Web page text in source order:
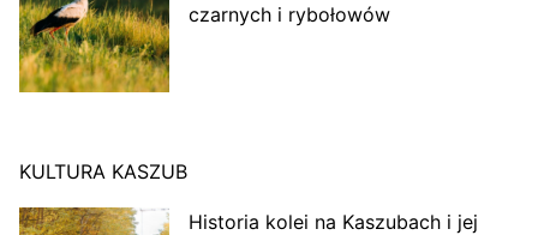
czarnych i rybołowów
KULTURA KASZUB
Historia kolei na Kaszubach i jej